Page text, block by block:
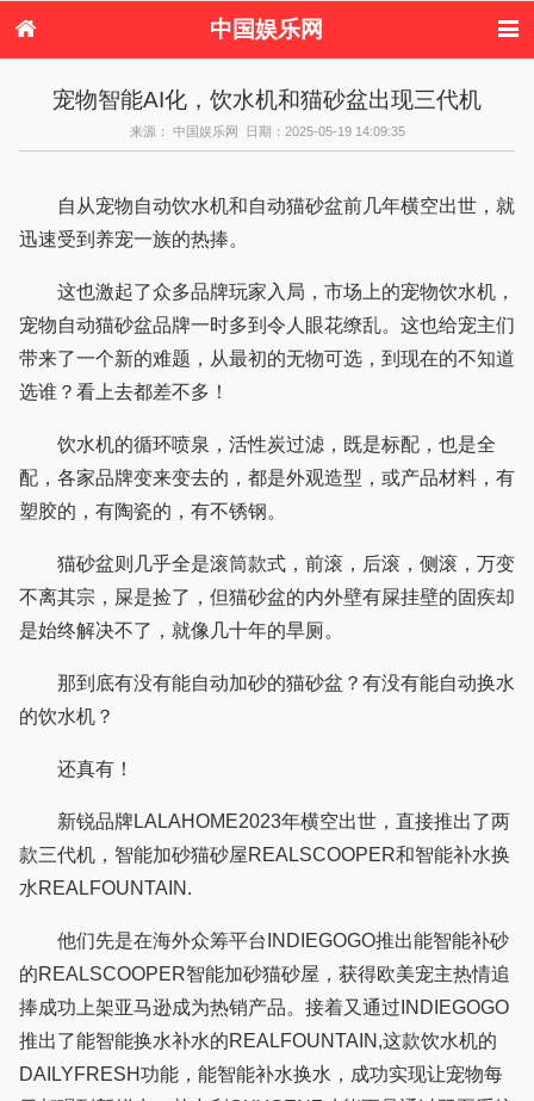
中国娱乐网
港台娱乐
日本娱乐 韩国娱乐
欧美娱乐
音乐新闻 影视新闻
内地明星八卦
八卦
宠物智能AI化，饮水机和猫砂盆出现三代机
来源： 中国娱乐网 日期：2025-05-19 14:09:35
自从宠物自动饮水机和自动猫砂盆前几年横空出世，就
迅速受到养宠一族的热捧。
这也激起了众多品牌玩家入局，市场上的宠物饮水机，
宠物自动猫砂盆品牌一时多到令人眼花缭乱。这也给宠主们
带来了一个新的难题，从最初的无物可选，到现在的不知道
选谁？看上去都差不多！
饮水机的循环喷泉，活性炭过滤，既是标配，也是全
配，各家品牌变来变去的，都是外观造型，或产品材料，有
塑胶的，有陶瓷的，有不锈钢。
猫砂盆则几乎全是滚筒款式，前滚，后滚，侧滚，万变
不离其宗，屎是捡了，但猫砂盆的内外壁有屎挂壁的固疾却
是始终解决不了，就像几十年的旱厕。
那到底有没有能自动加砂的猫砂盆？有没有能自动换水
的饮水机？
还真有！
新锐品牌LALAHOME2023年横空出世，直接推出了两
款三代机，智能加砂猫砂屋REALSCOOPER和智能补水换
水REALFOUNTAIN.
他们先是在海外众筹平台INDIEGOGO推出能智能补砂
的REALSCOOPER智能加砂猫砂屋，获得欧美宠主热情追
捧成功上架亚马逊成为热销产品。接着又通过INDIEGOGO
推出了能智能换水补水的REALFOUNTAIN,这款饮水机的
DAILYFRESH功能，能智能补水换水，成功实现让宠物每